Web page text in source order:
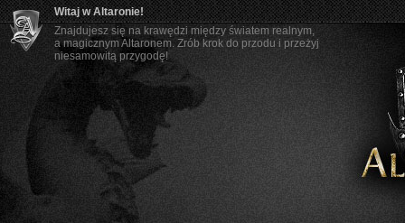
Witaj w Altaronie!
Znajdujesz się na krawędzi między światem realnym,
a magicznym Altaronem. Zrób krok do przodu i przeżyj
niesamowitą przygodę!